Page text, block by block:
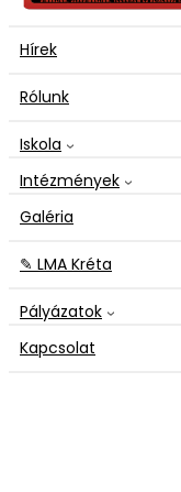
Hírek
Rólunk
Iskola
Intézmények
Galéria
✎ LMA Kréta
Pályázatok
Kapcsolat